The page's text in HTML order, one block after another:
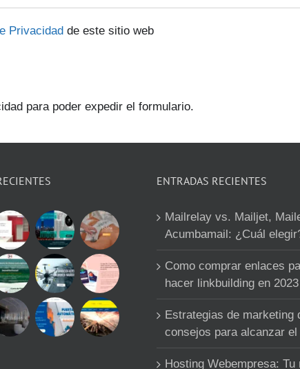
Privacidad de este sitio web
para poder expedir el formulario.
ENTRADAS RECIENTES
Mailrelay vs. Mailjet,
Acumbamail: ¿Cuál
Como comprar enlaces
hacer linkbuilding en 2023
Estrategias de marketing
consejos para alcanzar
Hosting Webempresa: Tu